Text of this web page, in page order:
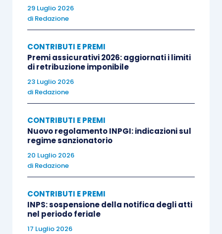
29 Luglio 2026
di Redazione
CONTRIBUTI E PREMI
Premi assicurativi 2026: aggiornati i limiti
di retribuzione imponibile
23 Luglio 2026
di Redazione
CONTRIBUTI E PREMI
Nuovo regolamento INPGI: indicazioni sul
regime sanzionatorio
20 Luglio 2026
di Redazione
CONTRIBUTI E PREMI
INPS: sospensione della notifica degli atti
nel periodo feriale
17 Luglio 2026